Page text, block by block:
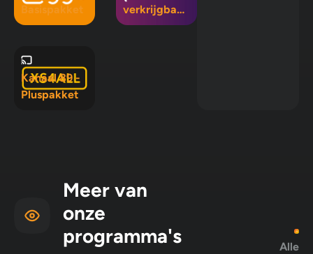
Basispakket
verkrijgbaar
in Mix 5, Mix
Kanaal 89 -
Pluspakket
Meer van
onze
programma's
Alle